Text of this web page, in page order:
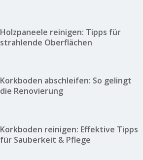
Holzpaneele reinigen: Tipps für
strahlende Oberflächen
Korkboden abschleifen: So gelingt
die Renovierung
Korkboden reinigen: Effektive Tipps
für Sauberkeit & Pflege